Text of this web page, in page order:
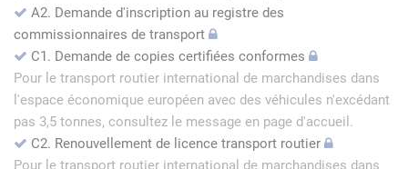
A2. Demande d'inscription au registre des
commissionnaires de transport
C1. Demande de copies certifiées conformes
Pour le transport routier international de marchandises dans
l'espace économique européen avec des véhicules n'excédant
pas 3,5 tonnes, consultez le message en page d'accueil.
C2. Renouvellement de licence transport routier
Pour le transport routier international de marchandises dans